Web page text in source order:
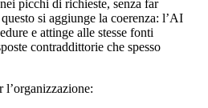
picchi di richieste, senza far
si aggiunge la coerenza: l’AI
e attinge alle stesse fonti
contraddittorie che spesso